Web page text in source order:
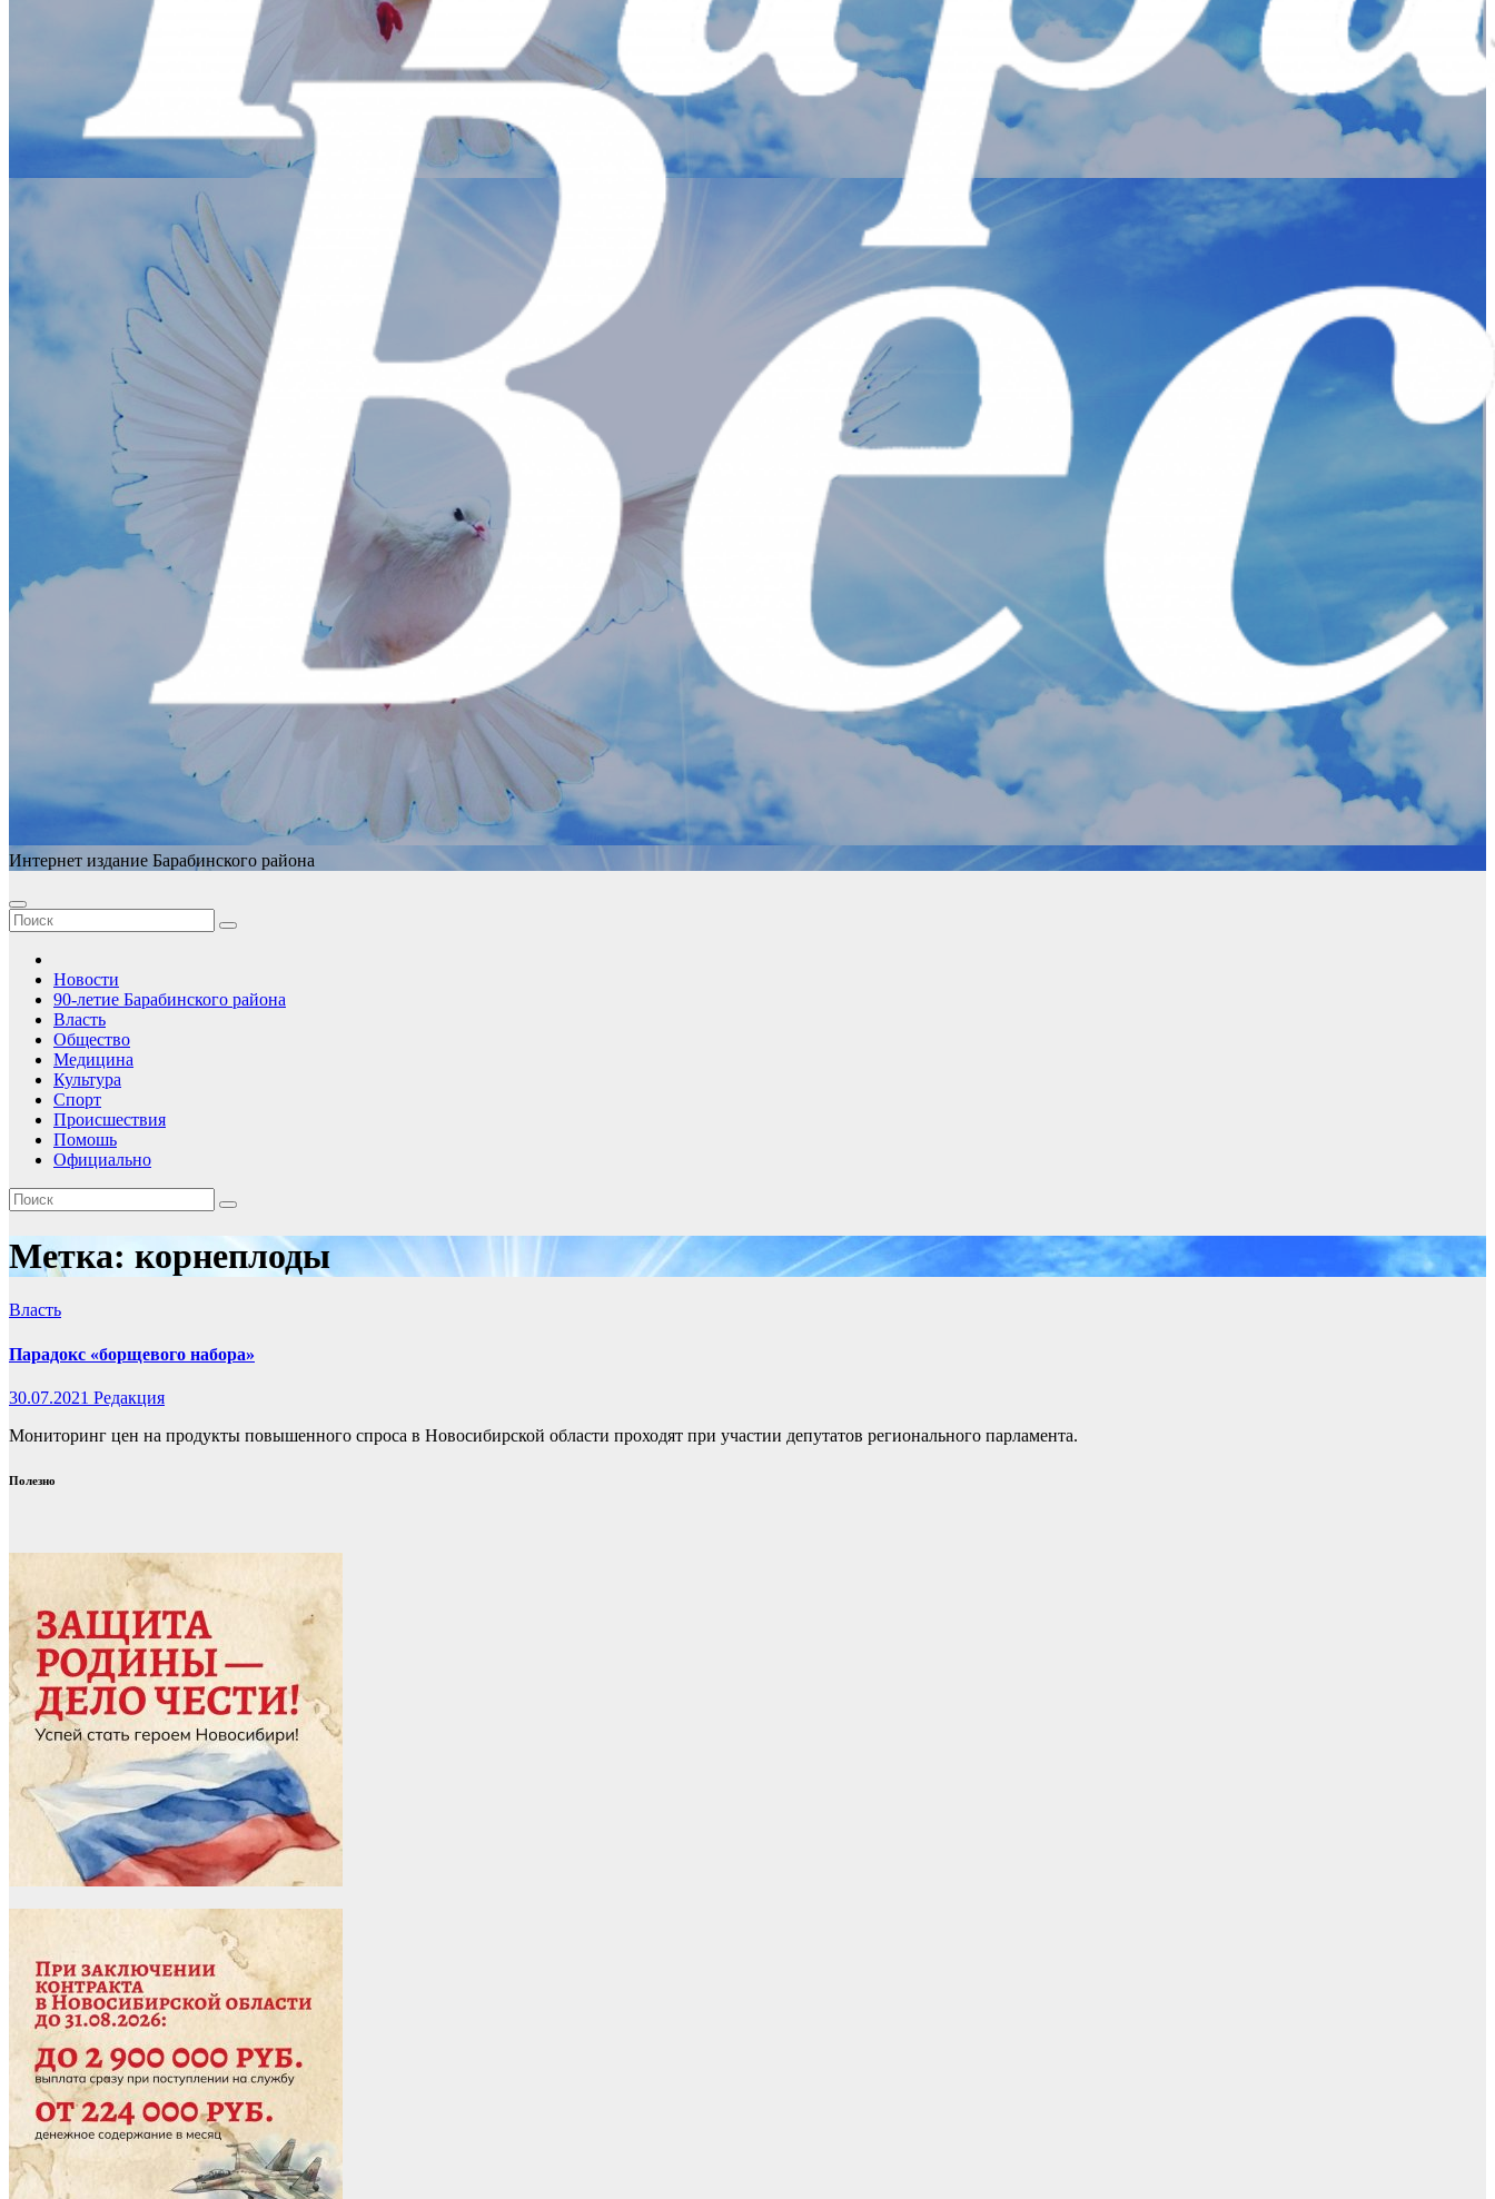
Интернет издание Барабинского района
Новости
90-летие Барабинского района
Власть
Общество
Медицина
Культура
Спорт
Происшествия
Помошь
Официально
Метка: корнеплоды
Власть
Парадокс «борщевого набора»
30.07.2021 Редакция
Мониторинг цен на продукты повышенного спроса в Новосибирской области проходят при участии депутатов регионального парламента.
Полезно